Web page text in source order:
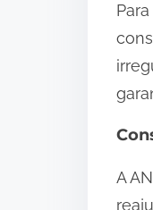
A